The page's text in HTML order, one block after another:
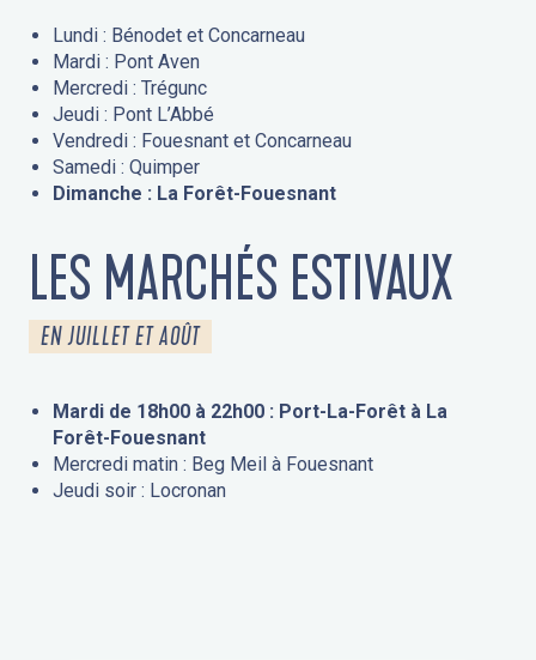
Lundi : Bénodet et Concarneau
Mardi : Pont Aven
Mercredi : Trégunc
Jeudi : Pont L’Abbé
Vendredi : Fouesnant et Concarneau
Samedi : Quimper
Dimanche : La Forêt-Fouesnant
LES MARCHÉS ESTIVAUX
EN JUILLET ET AOÛT
Mardi de 18h00 à 22h00 : Port-La-Forêt à La
Forêt-Fouesnant
Mercredi matin : Beg Meil à Fouesnant
Jeudi soir : Locronan